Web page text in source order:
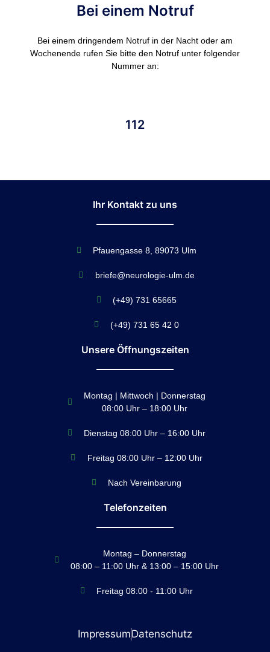
Bei einem Notruf
Bei einem dringendem Notruf in der Nacht oder am
Wochenende rufen Sie bitte den Notruf unter folgender
Nummer an:
112
Ihr Kontakt zu uns
Pfauengasse 8, 89073 Ulm
briefe@neurologie-ulm.de
(+49) 731 65665
(+49) 731 65 42 0
Unsere Öffnungszeiten
Montag | Mittwoch | Donnerstag
08:00 Uhr – 18:00 Uhr
Dienstag 08:00 Uhr – 16:00 Uhr
Freitag 08:00 Uhr – 12:00 Uhr
Nach Vereinbarung
Telefonzeiten
Montag – Donnerstag
08:00 – 11:00 Uhr & 13:00 – 15:00 Uhr
Freitag 08:00 - 11:00 Uhr
ImpressumDatenschutz